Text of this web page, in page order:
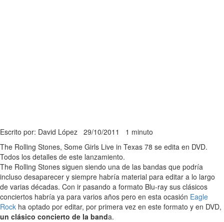
Escrito por: David López 29/10/2011 1 minuto
The Rolling Stones, Some Girls Live in Texas 78 se edita en DVD.
Todos los detalles de este lanzamiento.
The Rolling Stones siguen siendo una de las bandas que podría
incluso desaparecer y siempre habría material para editar a lo largo
de varias décadas. Con ir pasando a formato Blu-ray sus clásicos
conciertos habría ya para varios años pero en esta ocasión Eagle
Rock ha optado por editar, por primera vez en este formato y en DVD,
un clásico concierto de la banda.